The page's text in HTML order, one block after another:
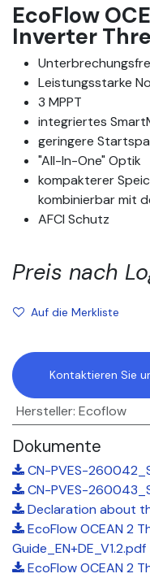
EcoFlow
Inverter
Leistungsstarke
3 MPPT
integriertes
geringere
"All-In-One" Optik
kompakterer
kombinierbar mit
AFCI Schutz
Preis nach
Auf die Merkliste
Kontaktieren Sie
Hersteller: Ecoflow
Dokumente
CN-PVES-
CN-PVES-
Declaration about
EcoFlow OCEAN 2
Guide_EN+DE_V1.2.pdf
EcoFlow OCEAN 2